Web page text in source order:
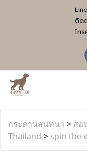
ติด
โท
กระดานสนทนา > สอ
Thailand > spin the